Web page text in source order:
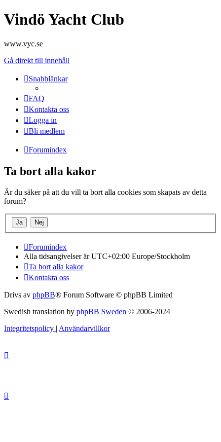
Vindö Yacht Club
www.vyc.se
Gå direkt till innehåll
Snabblänkar
FAQ
Kontakta oss
Logga in
Bli medlem
Forumindex
Ta bort alla kakor
Är du säker på att du vill ta bort alla cookies som skapats av detta
forum?
Forumindex
Alla tidsangivelser är UTC+02:00 Europe/Stockholm
Ta bort alla kakor
Kontakta oss
Drivs av phpBB® Forum Software © phpBB Limited
Swedish translation by phpBB Sweden © 2006-2024
Integritetspolicy | Användarvillkor